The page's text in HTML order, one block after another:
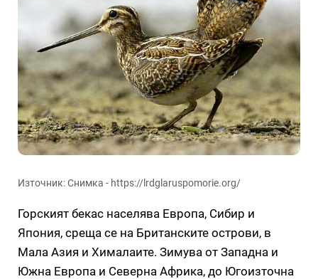
Източник: Снимка - https://lrdglaruspomorie.org/
Горският бекас населява Европа, Сибир и
Япония, среща се на Британските острови, в
Мала Азия и Хималаите. Зимува от Западна и
Южна Европа и Северна Африка, до Югоизточна